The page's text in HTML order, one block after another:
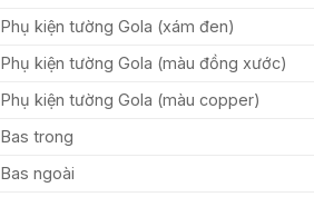
Phụ kiện tường Gola (xám đen)
Phụ kiện tường Gola (màu đồng xước)
Phụ kiện tường Gola (màu copper)
Bas trong
Bas ngoài